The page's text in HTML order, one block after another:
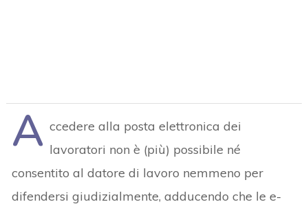
A ccedere alla posta elettronica dei
lavoratori non è (più) possibile né
consentito al datore di lavoro nemmeno per
difendersi giudizialmente, adducendo che le e-